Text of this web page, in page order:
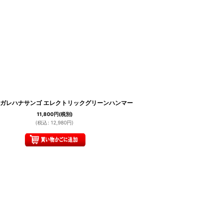
レハナサンゴ エレクトリックグリーンハンマー
11,800円(税別)
(税込 : 12,980円)